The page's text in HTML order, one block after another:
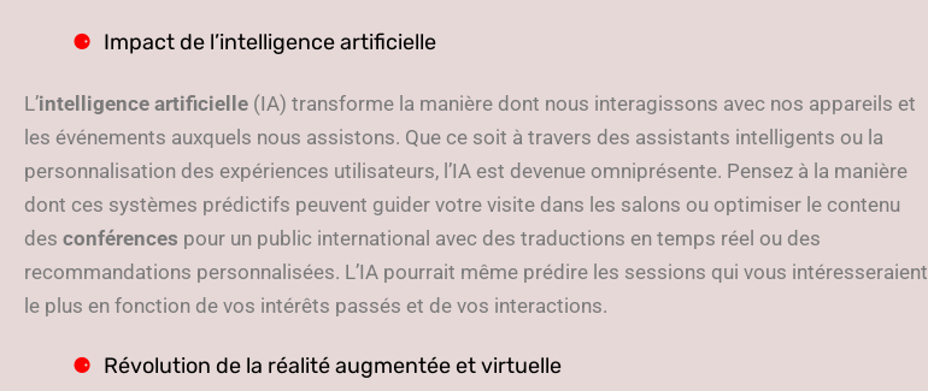
Impact de l’intelligence artificielle
L’intelligence artificielle (IA) transforme la manière dont nous interagissons avec nos appareils et
les événements auxquels nous assistons. Que ce soit à travers des assistants intelligents ou la
personnalisation des expériences utilisateurs, l’IA est devenue omniprésente. Pensez à la manière
dont ces systèmes prédictifs peuvent guider votre visite dans les salons ou optimiser le contenu
des conférences pour un public international avec des traductions en temps réel ou des
recommandations personnalisées. L’IA pourrait même prédire les sessions qui vous intéresseraient
le plus en fonction de vos intérêts passés et de vos interactions.
Révolution de la réalité augmentée et virtuelle